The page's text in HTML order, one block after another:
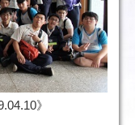
》